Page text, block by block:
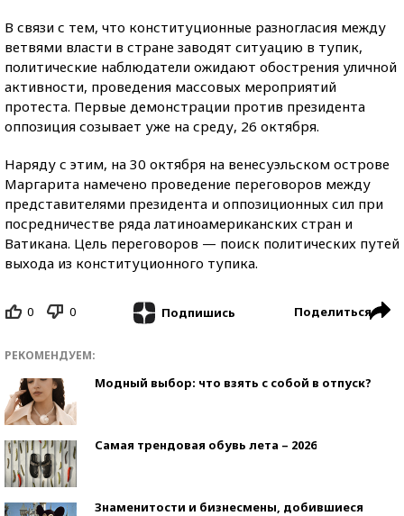
В связи с тем, что конституционные разногласия между
ветвями власти в стране заводят ситуацию в тупик,
политические наблюдатели ожидают обострения уличной
активности, проведения массовых мероприятий
протеста. Первые демонстрации против президента
оппозиция созывает уже на среду, 26 октября.
Наряду с этим, на 30 октября на венесуэльском острове
Маргарита намечено проведение переговоров между
представителями президента и оппозиционных сил при
посредничестве ряда латиноамериканских стран и
Ватикана. Цель переговоров — поиск политических путей
выхода из конституционного тупика.
0 0 Подпишись Поделиться
РЕКОМЕНДУЕМ:
Модный выбор: что взять с собой в отпуск?
Самая трендовая обувь лета – 2026
Знаменитости и бизнесмены, добившиеся